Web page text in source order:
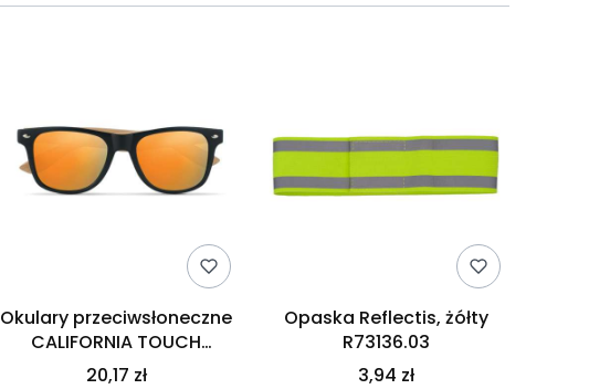
Okulary przeciwsłoneczne
CALIFORNIA TOUCH
MO9617-10
20,17 zł
Opaska Reflectis, żółty
R73136.03
3,94 zł